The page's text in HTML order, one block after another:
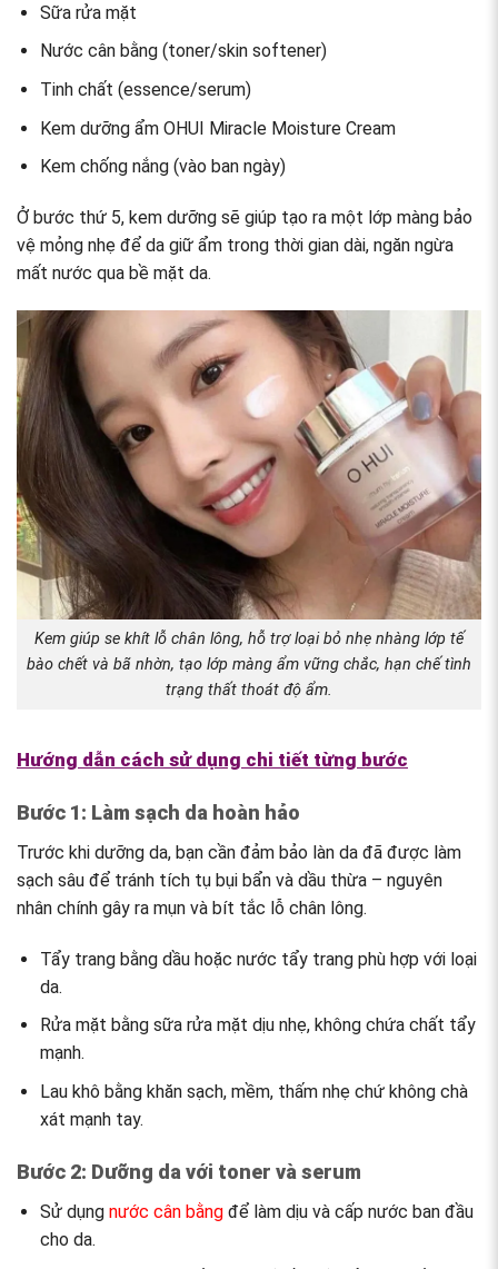
Sữa rửa mặt
Nước cân bằng (toner/skin softener)
Tinh chất (essence/serum)
Kem dưỡng ẩm OHUI Miracle Moisture Cream
Kem chống nắng (vào ban ngày)
Ở bước thứ 5, kem dưỡng sẽ giúp tạo ra một lớp màng bảo
vệ mỏng nhẹ để da giữ ẩm trong thời gian dài, ngăn ngừa
mất nước qua bề mặt da.
Kem giúp se khít lỗ chân lông, hỗ trợ loại bỏ nhẹ nhàng lớp tế
bào chết và bã nhờn, tạo lớp màng ẩm vững chắc, hạn chế tình
trạng thất thoát độ ẩm.
Hướng dẫn cách sử dụng chi tiết từng bước
Bước 1: Làm sạch da hoàn hảo
Trước khi dưỡng da, bạn cần đảm bảo làn da đã được làm
sạch sâu để tránh tích tụ bụi bẩn và dầu thừa – nguyên
nhân chính gây ra mụn và bít tắc lỗ chân lông.
Tẩy trang bằng dầu hoặc nước tẩy trang phù hợp với loại
da.
Rửa mặt bằng sữa rửa mặt dịu nhẹ, không chứa chất tẩy
mạnh.
Lau khô bằng khăn sạch, mềm, thấm nhẹ chứ không chà
xát mạnh tay.
Bước 2: Dưỡng da với toner và serum
Sử dụngnước cân bằngđể làm dịu và cấp nước ban đầu
cho da.